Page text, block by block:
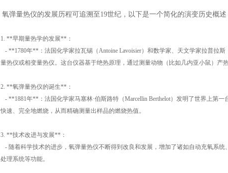
氧弹量热仪的发展历程可追溯至19世纪，以下是一个简化的演变历史概述
1. **早期量热学的发展**：
- **1780年**：法国化学家拉瓦锡（Antoine Lavoisier）和数学家、天文学家拉普拉
量热仪或相变量热仪。这台仪器基于绝热原理，通过测量动物（比如几内亚小鼠）产
2. **氧弹量热仪的诞生**：
- **1881年**：法国化学家马塞林·伯斯路特（Marcellin Berthelot）发明了世界上第
快速、完全地燃烧，从而精确测量出样品的燃烧热值。
3. **技术改进与发展**：
- 随着科学技术的进步，氧弹量热仪不断得到改良和发展，增加了诸如自动充氧系
处理系统等功能。